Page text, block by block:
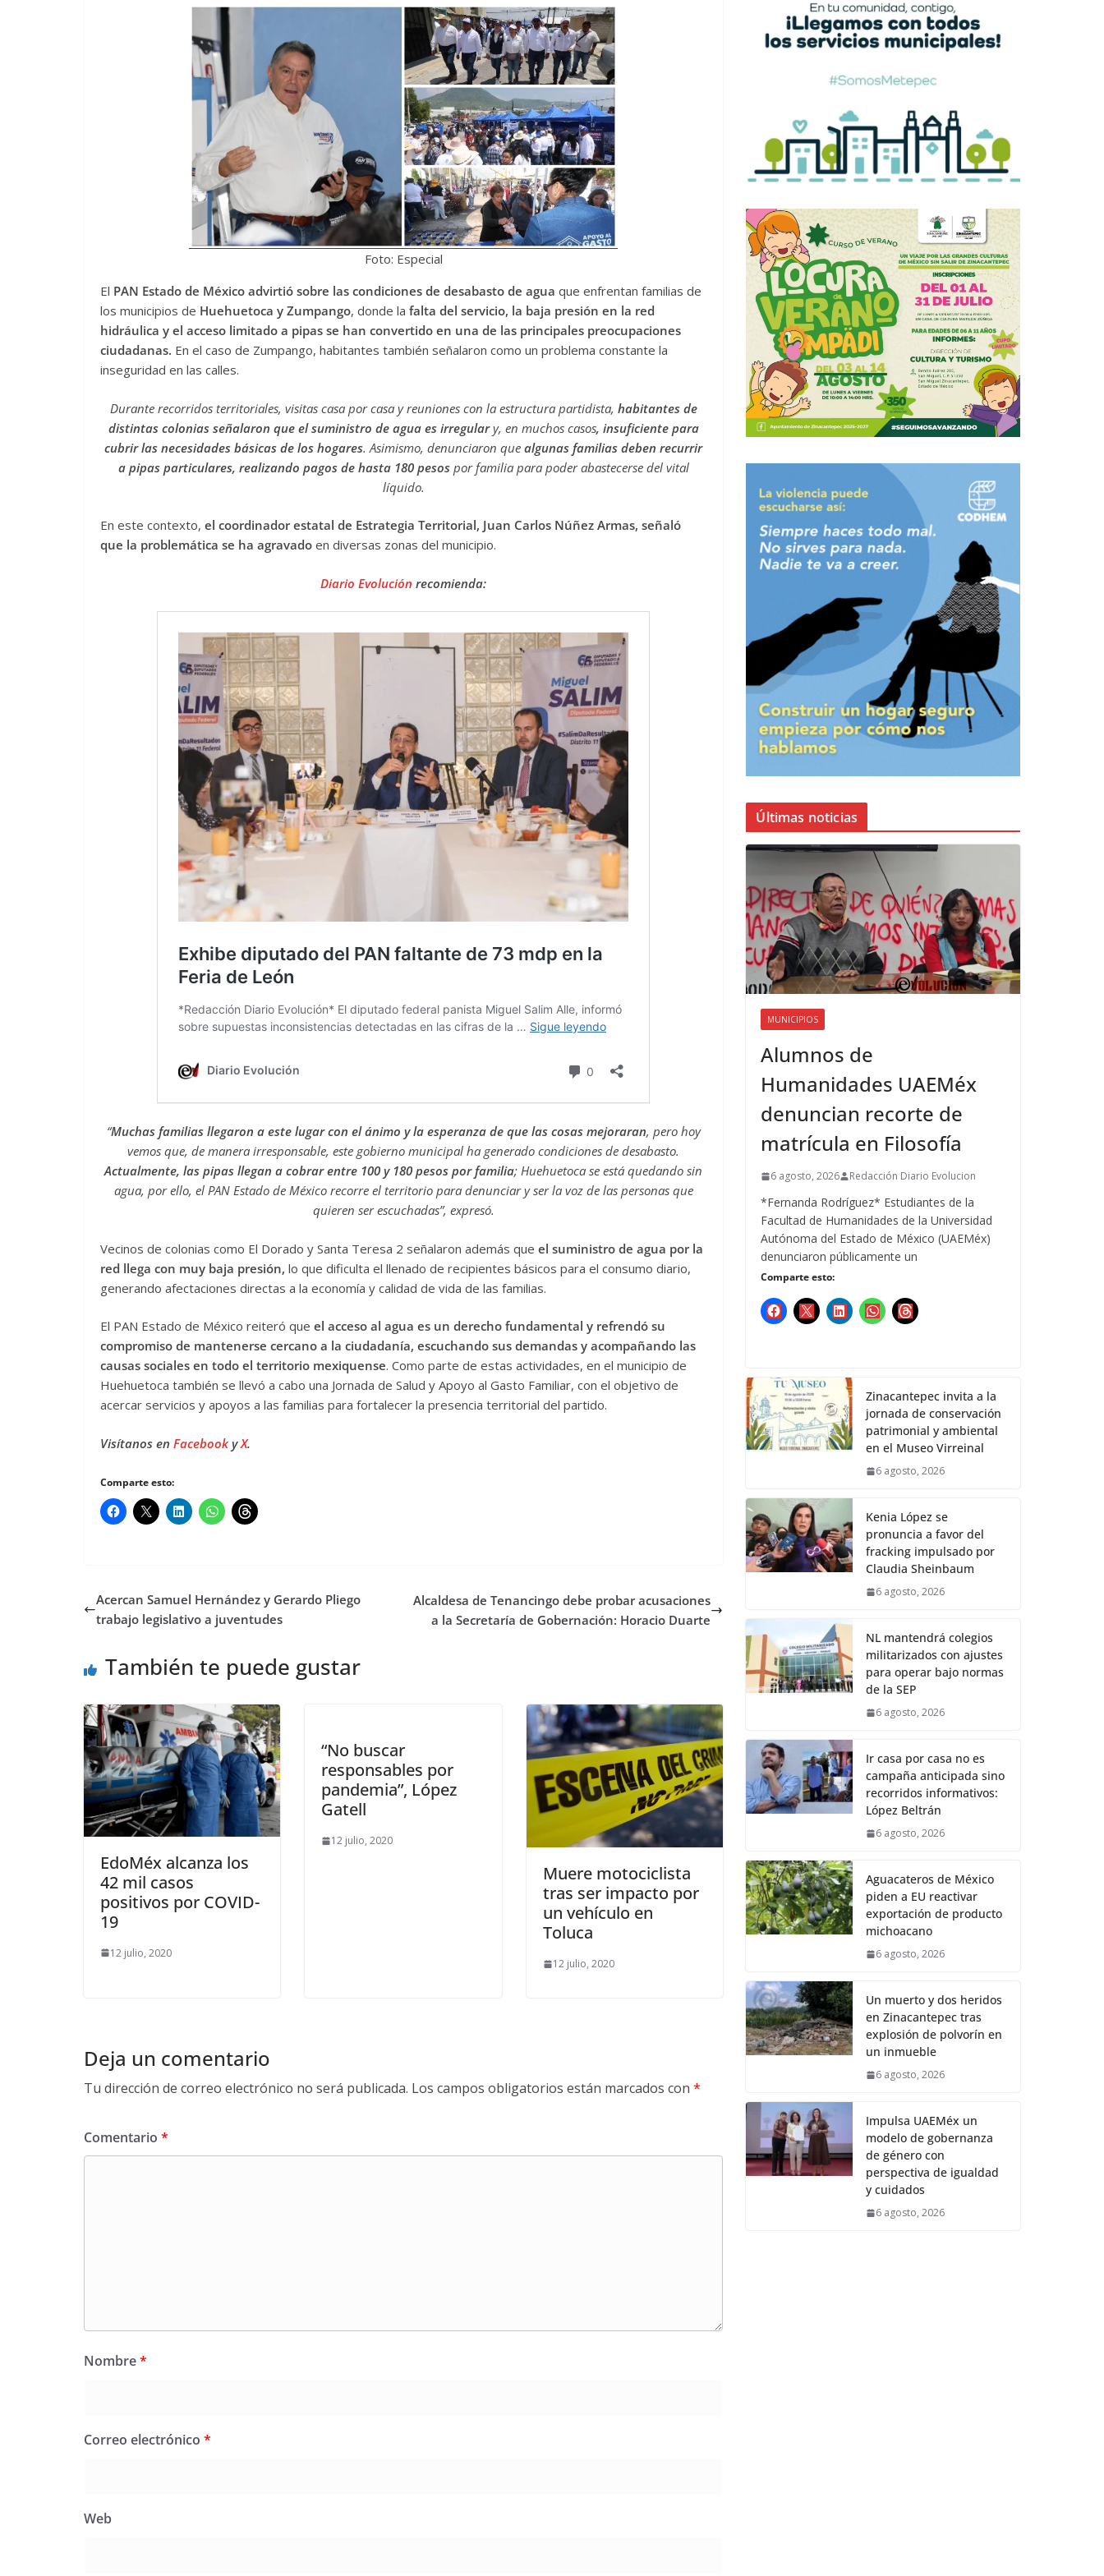
Foto: Especial
El PAN Estado de México advirtió sobre las condiciones de desabasto de agua que enfrentan familias de
los municipios de Huehuetoca y Zumpango, donde la falta del servicio, la baja presión en la red
hidráulica y el acceso limitado a pipas se han convertido en una de las principales preocupaciones
ciudadanas. En el caso de Zumpango, habitantes también señalaron como un problema constante la
inseguridad en las calles.
Durante recorridos territoriales, visitas casa por casa y reuniones con la estructura partidista, habitantes de
distintas colonias señalaron que el suministro de agua es irregulary, en muchos casos, insuficiente para
cubrir las necesidades básicas de los hogares. Asimismo, denunciaron quealgunas familias deben recurrir
a pipas particulares, realizando pagos de hasta 180 pesospor familia para poder abastecerse del vital
líquido.
En este contexto, el coordinador estatal de Estrategia Territorial, Juan Carlos Núñez Armas, señaló
que la problemática se ha agravado en diversas zonas del municipio.
Diario Evolución recomienda:
“Muchas familias llegaron a este lugar con el ánimo y la esperanza de que las cosas mejoraran, pero hoy
vemos que, de manera irresponsable, este gobierno municipal ha generado condiciones de desabasto.
Actualmente, las pipas llegan a cobrar entre 100 y 180 pesos por familia; Huehuetoca se está quedando sin
agua, por ello, el PAN Estado de México recorre el territorio para denunciar y ser la voz de las personas que
quieren ser escuchadas”, expresó.
Vecinos de colonias como El Dorado y Santa Teresa 2 señalaron además que el suministro de agua por la
red llega con muy baja presión, lo que dificulta el llenado de recipientes básicos para el consumo diario,
generando afectaciones directas a la economía y calidad de vida de las familias.
El PAN Estado de México reiteró que el acceso al agua es un derecho fundamental y refrendó su
compromiso de mantenerse cercano a la ciudadanía, escuchando sus demandas y acompañando las
causas sociales en todo el territorio mexiquense. Como parte de estas actividades, en el municipio de
Huehuetoca también se llevó a cabo una Jornada de Salud y Apoyo al Gasto Familiar, con el objetivo de
acercar servicios y apoyos a las familias para fortalecer la presencia territorial del partido.
Visítanos en FacebookyX.
Comparte esto:
Acercan Samuel Hernández y Gerardo Pliego
trabajo legislativo a juventudes
Alcaldesa de Tenancingo debe probar acusaciones
a la Secretaría de Gobernación: Horacio Duarte
También te puede gustar
EdoMéx alcanza los
42 mil casos
positivos por COVID-
19
12 julio, 2020
“No buscar
responsables por
pandemia”, López
Gatell
12 julio, 2020
Muere motociclista
tras ser impacto por
un vehículo en
Toluca
12 julio, 2020
Deja un comentario
Tu dirección de correo electrónico no será publicada. Los campos obligatorios están marcados con *
Comentario *
Nombre*
Correo electrónico *
Web
Últimas noticias
MUNICIPIOS
Alumnos de
Humanidades UAEMéx
denuncian recorte de
matrícula en Filosofía
6 agosto, 2026 Redacción Diario Evolucion
*Fernanda Rodríguez* Estudiantes de la
Facultad de Humanidades de la Universidad
Autónoma del Estado de México (UAEMéx)
denunciaron públicamente un
Comparte esto:
Zinacantepec invita a la
jornada de conservación
patrimonial y ambiental
en el Museo Virreinal
6 agosto, 2026
Kenia López se
pronuncia a favor del
fracking impulsado por
Claudia Sheinbaum
6 agosto, 2026
NL mantendrá colegios
militarizados con ajustes
para operar bajo normas
de la SEP
6 agosto, 2026
Ir casa por casa no es
campaña anticipada sino
recorridos informativos:
López Beltrán
6 agosto, 2026
Aguacateros de México
piden a EU reactivar
exportación de producto
michoacano
6 agosto, 2026
Un muerto y dos heridos
en Zinacantepec tras
explosión de polvorín en
un inmueble
6 agosto, 2026
Impulsa UAEMéx un
modelo de gobernanza
de género con
perspectiva de igualdad
y cuidados
6 agosto, 2026